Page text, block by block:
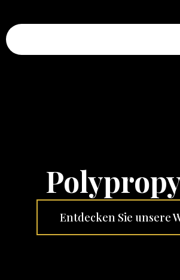
Entdecken Sie unsere